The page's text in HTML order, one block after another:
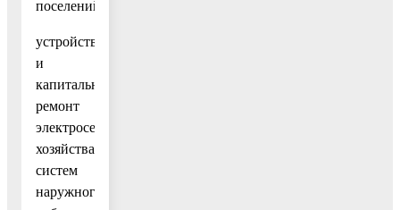
поселений;
устройство
и
капитальный
ремонт
электросетевого
хозяйства,
систем
наружного